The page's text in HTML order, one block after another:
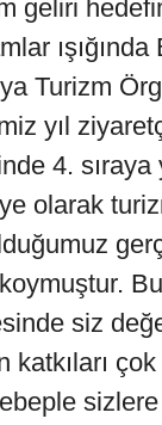
geliri
Turizm
yıl
4.
olarak
siz
katkıları
sizlere